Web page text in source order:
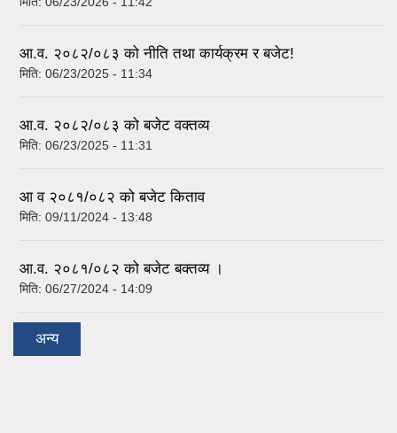
आ.व. २०८२/०८३ को नीति तथा कार्यक्रम र बजेट!
मिति: 06/23/2025 - 11:34
आ.व. २०८२/०८३ को बजेट वक्तव्य
मिति: 06/23/2025 - 11:31
आ व २०८१/०८२ को बजेट किताव
मिति: 09/11/2024 - 13:48
आ.व. २०८१/०८२ को बजेट बक्तव्य ।
मिति: 06/27/2024 - 14:09
अन्य